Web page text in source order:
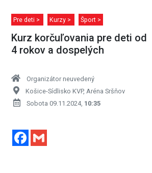
Pre deti > Kurzy > Šport >
Kurz korčuľovania pre deti od
4 rokov a dospelých
Organizátor neuvedený
Košice-Sídlisko KVP, Aréna Sršňov
Sobota 09.11.2024, 10:35
Facebook